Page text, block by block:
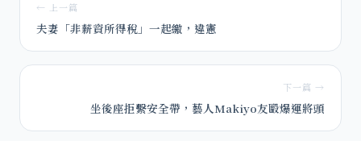
← 上一篇
夫妻「非薪資所得稅」一起繳，違憲
下一篇 →
坐後座拒繫安全帶，藝人Makiyo友毆爆運將頭